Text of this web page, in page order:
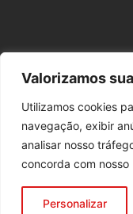
Valorizamos
Utilizamos cookies
navegação, exibir
analisar nosso
concorda com nosso
Personalizar
© Copyright –
Estratégia